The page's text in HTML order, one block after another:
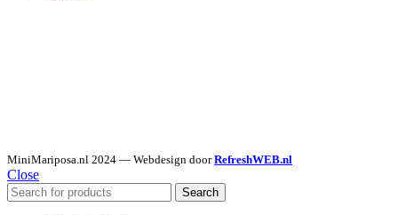
MiniMariposa.nl 2024 — Webdesign doorRefreshWEB.nl
Close
Search